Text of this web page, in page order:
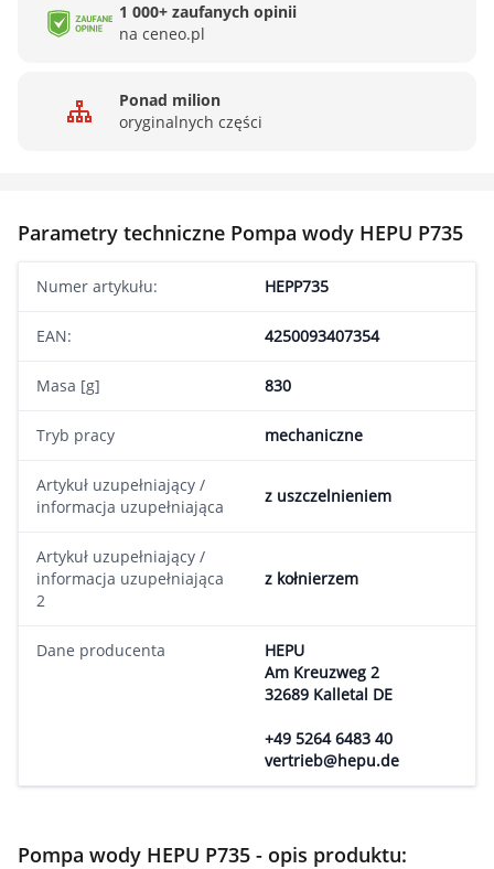
1 000+ zaufanych opinii
na ceneo.pl
Ponad milion
oryginalnych części
Parametry techniczne Pompa wody HEPU P735
Numer artykułu: HEPP735
EAN: 4250093407354
Masa [g] 830
Tryb pracy mechaniczne
Artykuł uzupełniający /
informacja uzupełniająca
z uszczelnieniem
Artykuł uzupełniający /
informacja uzupełniająca
2
z kołnierzem
Dane producenta
HEPU
Am Kreuzweg 2
32689 Kalletal DE
+49 5264 6483 40
vertrieb@hepu.de
Pompa wody HEPU P735 - opis produktu: